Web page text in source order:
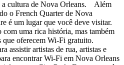
a cultura de Nova Orleans. Além
o French Quarter de Nova
é um lugar que você deve visitar.
uma rica história, mas também
que oferecem Wi-Fi gratuito.
assistir artistas de rua, artistas e
encontrar Wi-Fi em Nova Orleans